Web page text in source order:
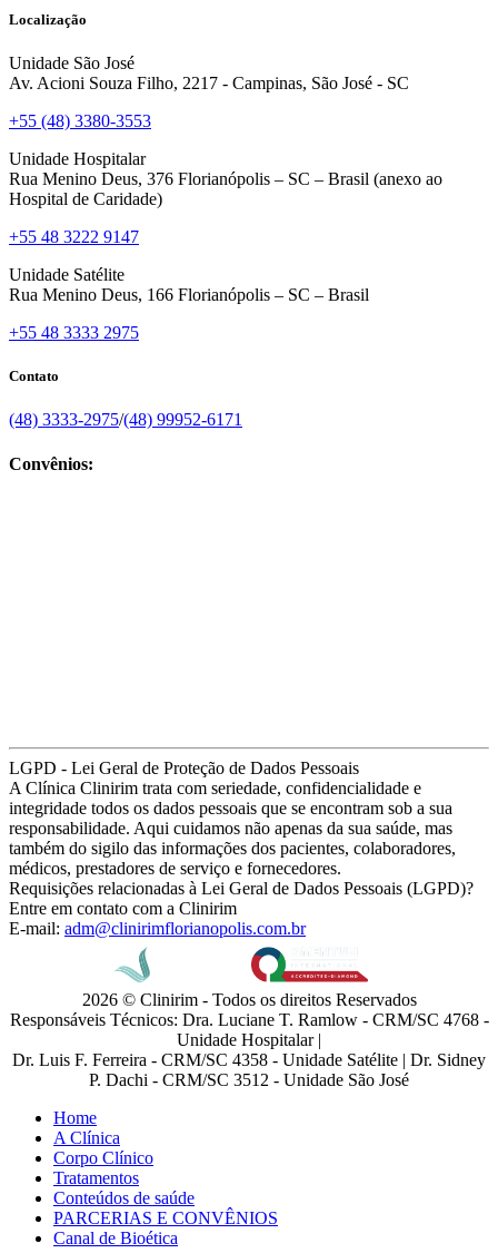
Localização
Unidade São José
Av. Acioni Souza Filho, 2217 - Campinas, São José - SC
+55 (48) 3380-3553
Unidade Hospitalar
Rua Menino Deus, 376 Florianópolis – SC – Brasil (anexo ao
Hospital de Caridade)
+55 48 3222 9147
Unidade Satélite
Rua Menino Deus, 166 Florianópolis – SC – Brasil
+55 48 3333 2975
Contato
(48) 3333-2975/(48) 99952-6171
Convênios:
LGPD - Lei Geral de Proteção de Dados Pessoais
A Clínica Clinirim trata com seriedade, confidencialidade e
integridade todos os dados pessoais que se encontram sob a sua
responsabilidade. Aqui cuidamos não apenas da sua saúde, mas
também do sigilo das informações dos pacientes, colaboradores,
médicos, prestadores de serviço e fornecedores.
Requisições relacionadas à Lei Geral de Dados Pessoais (LGPD)?
Entre em contato com a Clinirim
E-mail: adm@clinirimflorianopolis.com.br
2026 © Clinirim - Todos os direitos Reservados
Responsáveis Técnicos: Dra. Luciane T. Ramlow - CRM/SC 4768 -
Unidade Hospitalar |
Dr. Luis F. Ferreira - CRM/SC 4358 - Unidade Satélite | Dr. Sidney
P. Dachi - CRM/SC 3512 - Unidade São José
Home
A Clínica
Corpo Clínico
Tratamentos
Conteúdos de saúde
PARCERIAS E CONVÊNIOS
Canal de Bioética